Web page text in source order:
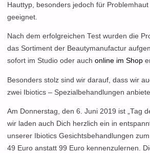
Hauttyp, besonders jedoch für
geeignet.
Nach dem erfolgreichen Test wurden die
das Sortiment der Beautymanufactur
sofort im Studio oder auch online im Shop
Besonders stolz sind wir darauf, dass wir
zwei Ibiotics – Spezialbehandlungen
Am Donnerstag, den 6. Juni 2019 ist „Tag
wir laden auch Dich herzlich ein in
unserer Ibiotics Gesichtsbehandlungen
49 Euro anstatt 99 Euro kennenzulernen.